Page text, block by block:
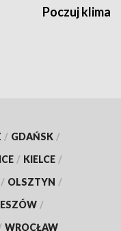
Poczuj klimat
/ GDAŃSK /
/ KIELCE /
/ OLSZTYN /
/
WROCŁAW